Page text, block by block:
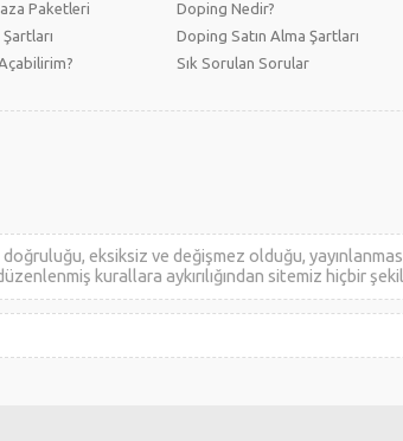
Paketleri
Doping Nedir?
Doping Satın Alma Şartları
Sık Sorulan Sorular
eksiksiz ve değişmez olduğu,
kurallara aykırılığından sitemiz hiçbir